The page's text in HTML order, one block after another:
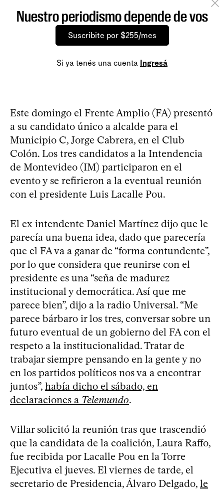
Nuestro periodismo depende de vos
Suscribite por $255/mes
Si ya tenés una cuenta Ingresá
Este domingo el Frente Amplio (FA) presentó
a su candidato único a alcalde para el
Municipio C, Jorge Cabrera, en el Club
Colón. Los tres candidatos a la Intendencia
de Montevideo (IM) participaron en el
evento y se refirieron a la eventual reunión
con el presidente Luis Lacalle Pou.
El ex intendente Daniel Martínez dijo que le
parecía una buena idea, dado que parecería
que el FA va a ganar de “forma contundente”,
por lo que considera que reunirse con el
presidente es una “seña de madurez
institucional y democrática. Así que me
parece bien”, dijo a la radio Universal. “Me
parece bárbaro ir los tres, conversar sobre un
futuro eventual de un gobierno del FA con el
respeto a la institucionalidad. Tratar de
trabajar siempre pensando en la gente y no
en los partidos políticos nos va a encontrar
juntos”, había dicho el sábado, en
declaraciones a Telemundo.
Villar solicitó la reunión tras que trascendió
que la candidata de la coalición, Laura Raffo,
fue recibida por Lacalle Pou en la Torre
Ejecutiva el jueves. El viernes de tarde, el
secretario de Presidencia, Álvaro Delgado, le